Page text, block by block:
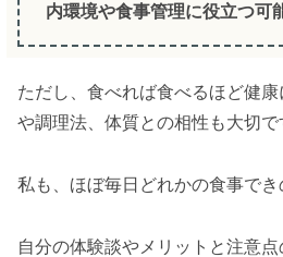
内環境や食事管理に役立つ可
ただし、食べれば食べるほど健
や調理法、体質との相性も大切で
私も、ほぼ毎日どれかの食事でき
自分の体験談やメリットと注意点